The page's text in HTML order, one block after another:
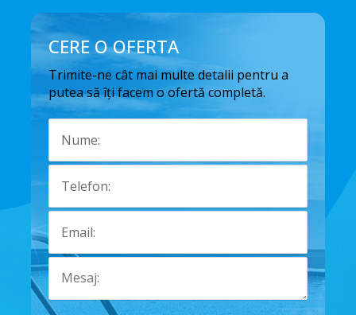
CERE O OFERTA
Trimite-ne cât mai multe detalii pentru a
putea să îți facem o ofertă completă.